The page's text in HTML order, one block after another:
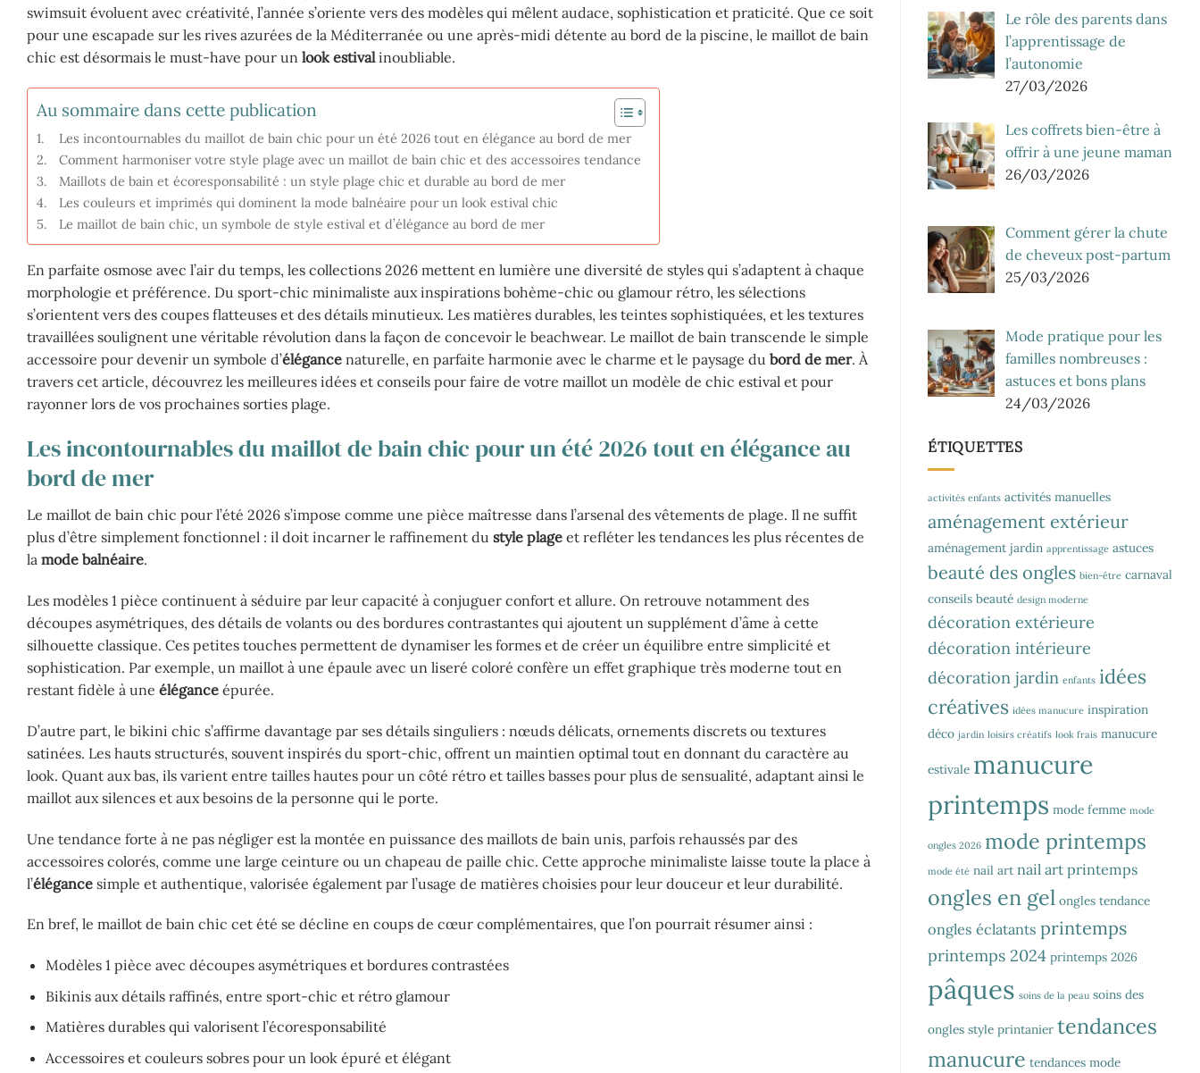
swimsuit évoluent avec créativité, l’année s’oriente vers des modèles qui mêlent audace, sophistication et praticité. Que ce soit
pour une escapade sur les rives azurées de la Méditerranée ou une après-midi détente au bord de la piscine, le maillot de bain
chic est désormais le must-have pour un look estivalinoubliable.
Au sommaire dans cette publication
Les incontournables du maillot de bain chic pour un été 2026 tout en élégance au bord de mer
Comment harmoniser votre style plage avec un maillot de bain chic et des accessoires tendance
Maillots de bain et écoresponsabilité : un style plage chic et durable au bord de mer
Les couleurs et imprimés qui dominent la mode balnéaire pour un look estival chic
Le maillot de bain chic, un symbole de style estival et d’élégance au bord de mer
En parfaite osmose avec l’air du temps, les collections 2026 mettent en lumière une diversité de styles qui s’adaptent à chaque
morphologie et préférence. Du sport-chic minimaliste aux inspirations bohème-chic ou glamour rétro, les sélections
s’orientent vers des coupes flatteuses et des détails minutieux. Les matières durables, les teintes sophistiquées, et les textures
travaillées soulignent une véritable révolution dans la façon de concevoir le beachwear. Le maillot de bain transcende le simple
accessoire pour devenir un symbole d’élégance naturelle, en parfaite harmonie avec le charme et le paysage du bord de mer. À
travers cet article, découvrez les meilleures idées et conseils pour faire de votre maillot un modèle de chic estival et pour
rayonner lors de vos prochaines sorties plage.
Les incontournables du maillot de bain chic pour un été 2026 tout en élégance au
bord de mer
Le maillot de bain chic pour l’été 2026 s’impose comme une pièce maîtresse dans l’arsenal des vêtements de plage. Il ne suffit
plus d’être simplement fonctionnel : il doit incarner le raffinement du style plage et refléter les tendances les plus récentes de
la mode balnéaire.
Les modèles 1 pièce continuent à séduire par leur capacité à conjuguer confort et allure. On retrouve notamment des
découpes asymétriques, des détails de volants ou des bordures contrastantes qui ajoutent un supplément d’âme à cette
silhouette classique. Ces petites touches permettent de dynamiser les formes et de créer un équilibre entre simplicité et
sophistication. Par exemple, un maillot à une épaule avec un liseré coloré confère un effet graphique très moderne tout en
restant fidèle à une élégance épurée.
D’autre part, le bikini chic s’affirme davantage par ses détails singuliers : nœuds délicats, ornements discrets ou textures
satinées. Les hauts structurés, souvent inspirés du sport-chic, offrent un maintien optimal tout en donnant du caractère au
look. Quant aux bas, ils varient entre tailles hautes pour un côté rétro et tailles basses pour plus de sensualité, adaptant ainsi le
maillot aux silences et aux besoins de la personne qui le porte.
Une tendance forte à ne pas négliger est la montée en puissance des maillots de bain unis, parfois rehaussés par des
accessoires colorés, comme une large ceinture ou un chapeau de paille chic. Cette approche minimaliste laisse toute la place à
l’élégance simple et authentique, valorisée également par l’usage de matières choisies pour leur douceur et leur durabilité.
En bref, le maillot de bain chic cet été se décline en coups de cœur complémentaires, que l’on pourrait résumer ainsi :
Modèles 1 pièce avec découpes asymétriques et bordures contrastées
Bikinis aux détails raffinés, entre sport-chic et rétro glamour
Matières durables qui valorisent l’écoresponsabilité
Accessoires et couleurs sobres pour un look épuré et élégant
Le rôle des parents dans
l’apprentissage de
l’autonomie
27/03/2026
Les coffrets bien-être à
offrir à une jeune maman
26/03/2026
Comment gérer la chute
de cheveux post-partum
25/03/2026
Mode pratique pour les
familles nombreuses :
astuces et bons plans
24/03/2026
ÉTIQUETTES
activités enfants activités manuelles
aménagement extérieur
aménagement jardin apprentissage astuces
beauté des ongles bien-être carnaval
conseils beauté design moderne
décoration extérieure
décoration intérieure
décoration jardin enfants idées
créatives idées manucure inspiration
déco jardin loisirs créatifs look frais manucure
estivale manucure
printemps mode femme mode
ongles 2026 mode printemps
mode été nail art nail art printemps
ongles en gel ongles tendance
ongles éclatants printemps
printemps 2024 printemps 2026
pâques soins de la peau soins des
ongles style printanier tendances
manucure tendances mode